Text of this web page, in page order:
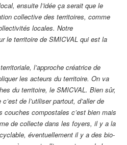
ensuite l’idée ça serait que le
collective des territoires, comme
locales. Notre
le territoire de SMICVAL qui est la
l’approche créatrice de
les acteurs du territoire. On va
du territoire, le SMICVAL. Bien sûr,
de l’utiliser partout, d’aller de
couches compostales c’est bien mais
de collecte dans les foyers, il y a la
éventuellement il y a des bio-